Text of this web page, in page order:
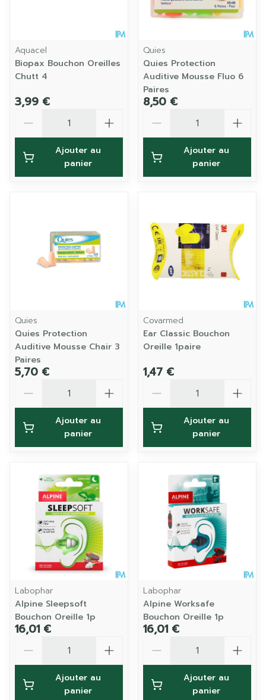
Aquacel
Biopax Bouchon Oreilles
Chutt 4
3,99 €
Ajouter au
panier
Quies
Quies Protection
Auditive Mousse Fluo 6
Paires
8,50 €
Ajouter au
panier
Quies
Quies Protection
Auditive Mousse Chair 3
Paires
5,70 €
Ajouter au
panier
Covarmed
Ear Classic Bouchon
Oreille 1paire
1,47 €
Ajouter au
panier
Labophar
Alpine Sleepsoft
Bouchon Oreille 1p
16,01 €
Ajouter au
panier
Labophar
Alpine Worksafe
Bouchon Oreille 1p
16,01 €
Ajouter au
panier